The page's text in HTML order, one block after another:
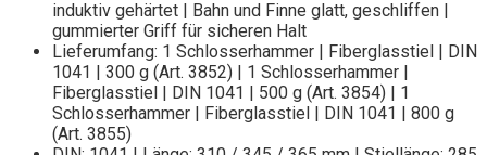
induktiv gehärtet | Bahn und Finne glatt, geschliffen |
gummierter Griff für sicheren Halt
Lieferumfang: 1 Schlosserhammer | Fiberglasstiel | DIN
1041 | 300 g (Art. 3852) | 1 Schlosserhammer |
Fiberglasstiel | DIN 1041 | 500 g (Art. 3854) | 1
Schlosserhammer | Fiberglasstiel | DIN 1041 | 800 g
(Art. 3855)